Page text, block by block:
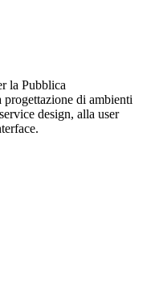
la Pubblica
progettazione di ambienti
design, alla user